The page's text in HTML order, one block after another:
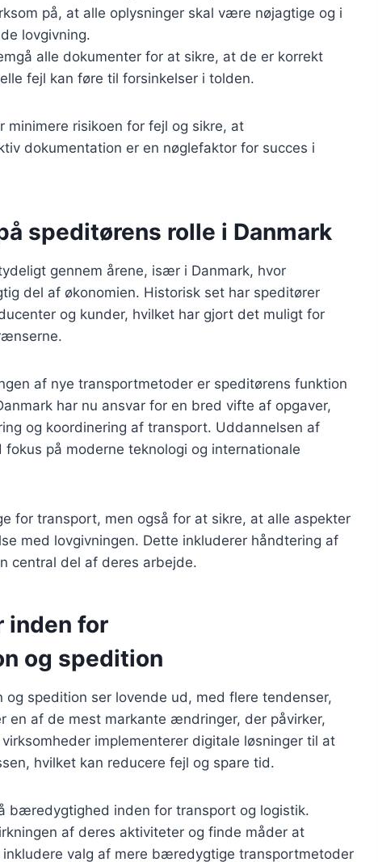
på, at alle oplysninger skal være nøjagtige og i
lovgivning.
alle dokumenter for at sikre, at de er korrekt
fejl kan føre til forsinkelser i tolden.
risikoen for fejl og sikre, at
dokumentation er en nøglefaktor for succes i
speditørens rolle i Danmark
gennem årene, især i Danmark, hvor
del af økonomien. Historisk set har speditører
og kunder, hvilket har gjort det muligt for
af nye transportmetoder er speditørens funktion
har nu ansvar for en bred vifte af opgaver,
og koordinering af transport. Uddannelsen af
på moderne teknologi og internationale
for transport, men også for at sikre, at alle aspekter
med lovgivningen. Dette inkluderer håndtering af
central del af deres arbejde.
inden for
og spedition
spedition ser lovende ud, med flere tendenser,
en af de mest markante ændringer, der påvirker,
implementerer digitale løsninger til at
hvilket kan reducere fejl og spare tid.
bæredygtighed inden for transport og logistik.
af deres aktiviteter og finde måder at
valg af mere bæredygtige transportmetoder